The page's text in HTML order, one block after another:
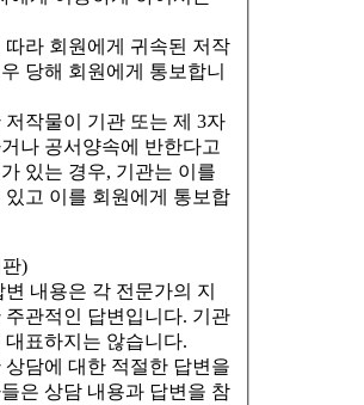
라 회원에게 귀속된 저작
당해 회원에게 통보합니
작물이 기관 또는 제 3자
나 공서양속에 반한다고
있는 경우, 기관는 이를
있고 이를 회원에게 통보합
)
내용은 각 전문가의 지
주관적인 답변입니다. 기관
표하지는 않습니다.
담에 대한 적절한 답변을
은 상담 내용과 답변을 참